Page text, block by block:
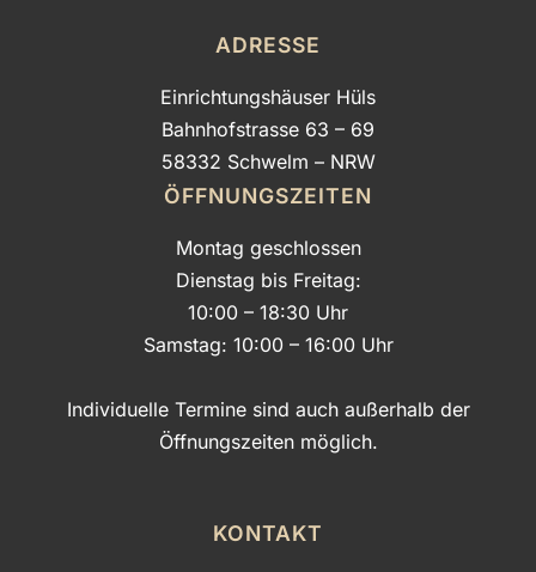
ADRESSE
Einrichtungshäuser Hüls
Bahnhofstrasse 63 – 69
58332 Schwelm – NRW
ÖFFNUNGSZEITEN
Montag geschlossen
Dienstag bis Freitag:
10:00 – 18:30 Uhr
Samstag: 10:00 – 16:00 Uhr
Individuelle Termine sind auch außerhalb der
Öffnungszeiten möglich.
KONTAKT